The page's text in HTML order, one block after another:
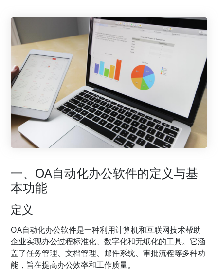
一、OA自动化办公软件的定义与基
本功能
定义
OA自动化办公软件是一种利用计算机和互联网技术帮助
企业实现办公过程标准化、数字化和无纸化的工具。它涵
盖了任务管理、文档管理、邮件系统、审批流程等多种功
能，旨在提高办公效率和工作质量。